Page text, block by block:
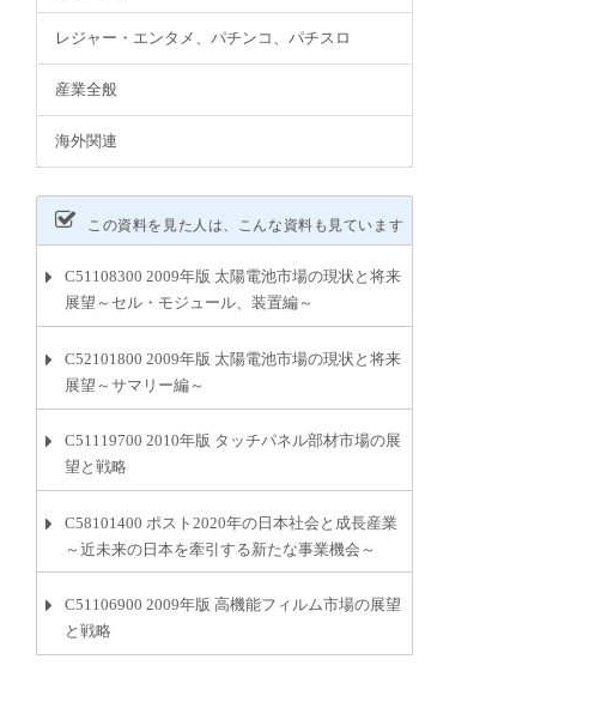
レジャー・エンタメ、パチンコ、パチスロ
産業全般
海外関連
この資料を見た人は、こんな資料も見ています
C51108300 2009年版 太陽電池市場の現状と将来
展望～セル・モジュール、装置編～
C52101800 2009年版 太陽電池市場の現状と将来
展望～サマリー編～
C51119700 2010年版 タッチパネル部材市場の展
望と戦略
C58101400 ポスト2020年の日本社会と成長産業
～近未来の日本を牽引する新たな事業機会～
C51106900 2009年版 高機能フィルム市場の展望
と戦略